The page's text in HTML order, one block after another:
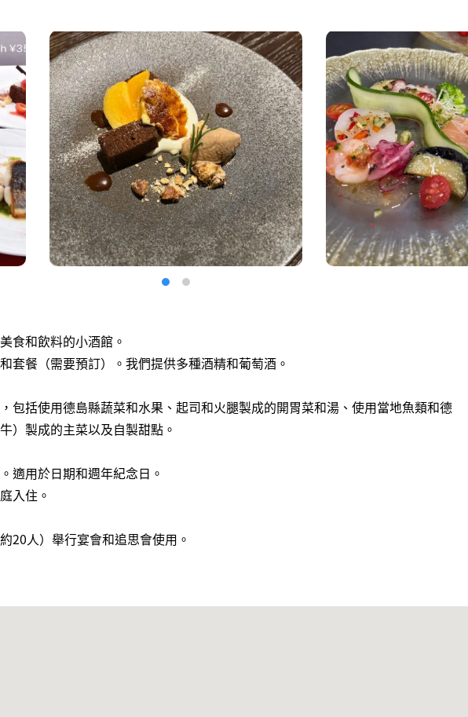
食和飲料的小酒館。
套餐（需要預訂）。我們提供多種酒精和葡萄酒。
包括使用德島縣蔬菜和水果、起司和火腿製成的開胃菜和湯、使用當地魚類和德
）製成的主菜以及自製甜點。
適用於日期和週年紀念日。
入住。
20人）舉行宴會和追思會使用。